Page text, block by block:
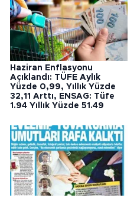
Haziran Enflasyonu
Açıklandı: TÜFE Aylık
Yüzde 0,99, Yıllık Yüzde
32,11 Arttı, ENSAG: Tüfe
1.94 Yıllık Yüzde 51.49